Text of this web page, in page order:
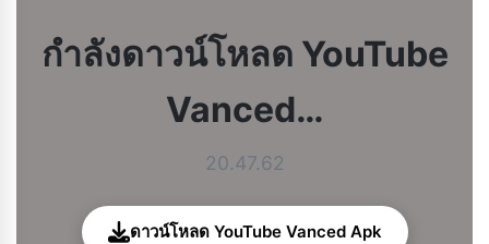
กำลังดาวน์โหลด YouTube
Vanced…
20.47.62
ดาวน์โหลด YouTube Vanced Apk